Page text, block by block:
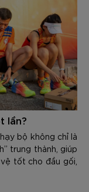
lần?
bộ không chỉ là
trung thành, giúp
tốt cho đầu gối,
mọi vật dùng
dụng 1 đôi giày